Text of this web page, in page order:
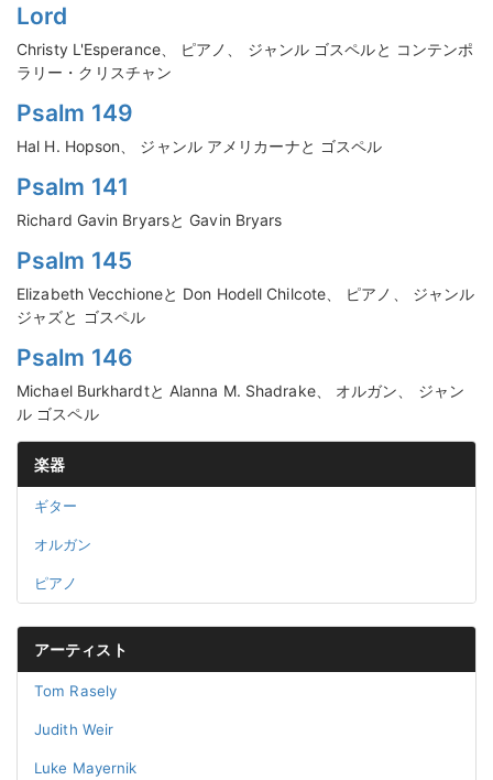
Lord
Christy L'Esperance、 ピアノ、 ジャンル ゴスペルと コンテンポ
ラリー・クリスチャン
Psalm 149
Hal H. Hopson、 ジャンル アメリカーナと ゴスペル
Psalm 141
Richard Gavin Bryarsと Gavin Bryars
Psalm 145
Elizabeth Vecchioneと Don Hodell Chilcote、 ピアノ、 ジャンル
ジャズと ゴスペル
Psalm 146
Michael Burkhardtと Alanna M. Shadrake、 オルガン、 ジャン
ル ゴスペル
楽器
ギター
オルガン
ピアノ
アーティスト
Tom Rasely
Judith Weir
Luke Mayernik